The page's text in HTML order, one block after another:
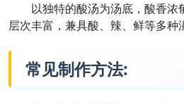
以独特的酸汤为汤底，酸香
层次丰富，兼具酸、辣、鲜等多种
常见制作方法: